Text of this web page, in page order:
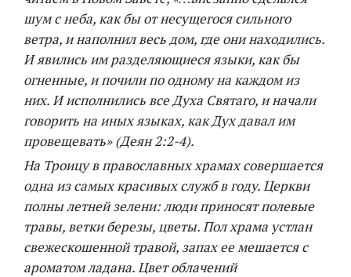
шум с неба, как бы от несущегося сильного
ветра, и наполнил весь дом, где они находились.
И явились им разделяющиеся языки, как бы
огненные, и почили по одному на каждом из
них. И исполнились все Духа Святаго, и начали
говорить на иных языках, как Дух давал им
провещевать» (Деян 2:2-4).
На Троицу в православных храмах совершается
одна из самых красивых служб в году. Церкви
полны летней зелени: люди приносят полевые
травы, ветки березы, цветы. Пол храма устлан
свежескошенной травой, запах ее мешается с
ароматом ладана. Цвет облачений